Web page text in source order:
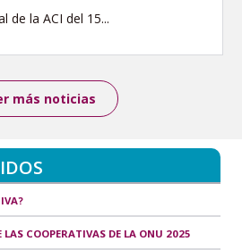
de la ACI del 15...
más noticias
COOPERATIVAS DE LA ONU 2025